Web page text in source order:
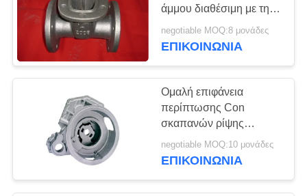
άμμου διαθέσιμη με την
ομαλή επιφάνεια
negotiable MOQ:8 μονάδες
ΕΠΙΚΟΙΝΩΝΊΑ
Ομαλή επιφάνεια
περίπτωσης Con
σκαπανών ρίψης
σιδήρου με την
επεξεργασία επιφάνειας
negotiable MOQ:10 μονάδες
ΕΠΙΚΟΙΝΩΝΊΑ